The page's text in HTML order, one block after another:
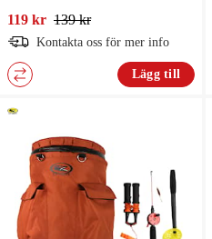
119 kr 139 kr
Kontakta oss för mer info
Lägg till